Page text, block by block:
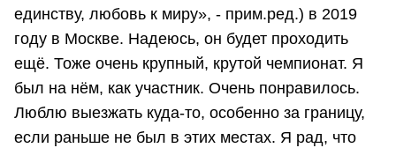
единству, любовь к миру», - прим.ред.) в 2019
году в Москве. Надеюсь, он будет проходить
ещё. Тоже очень крупный, крутой чемпионат. Я
был на нём, как участник. Очень понравилось.
Люблю выезжать куда-то, особенно за границу,
если раньше не был в этих местах. Я рад, что